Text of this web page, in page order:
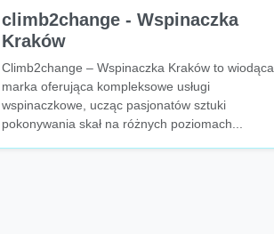
climb2change - Wspinaczka
Kraków
Climb2change – Wspinaczka Kraków to wiodąca
marka oferująca kompleksowe usługi
wspinaczkowe, ucząc pasjonatów sztuki
pokonywania skał na różnych poziomach...